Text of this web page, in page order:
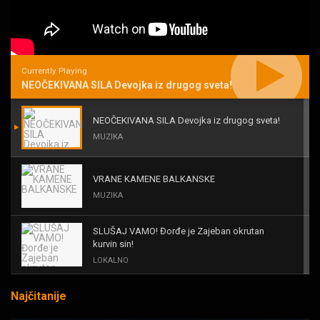
Currently Playing
NEOČEKIVANA SILA Devojka iz drugog sveta!
NEOČEKIVANA SILA Devojka iz drugog sveta!
MUZIKA
VRANE KAMENE BALKANSKE
MUZIKA
SLUŠAJ VAMO! Đorđe je Zajeban okrutan
kurvin sin!
LOKALNO
Najčitanije